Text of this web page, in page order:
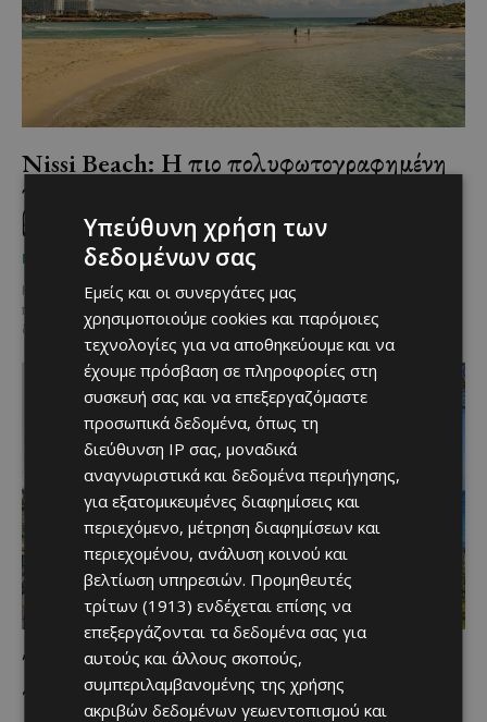
Nissi Beach: Η πιο πολυφωτογραφημένη
παραλία της Κύπρου που δεν χορταίνεις να
βλέπεις
ΜΈΝΟΥΜΕ ΚΎΠΡΟ Χριστίνα Γεωργίου
Η παραλία Nissi Beach αποτελεί ίσως την ίσως πιο αναγνωρίσιμη
παραλία της Κύπρου. Τα τιρκουάζ νερά και η λευκή άμμος
δημιουργούν ένα σκηνικό που...
Τις Κυριακές στο νησί μας συμβαίνει κάτι
το μοναδικό
Υπεύθυνη χρήση των
δεδομένων σας
Εμείς και οι συνεργάτες μας
χρησιμοποιούμε cookies και παρόμοιες
τεχνολογίες για να αποθηκεύουμε και να
έχουμε πρόσβαση σε πληροφορίες στη
συσκευή σας και να επεξεργαζόμαστε
προσωπικά δεδομένα, όπως τη
διεύθυνση IP σας, μοναδικά
αναγνωριστικά και δεδομένα περιήγησης,
για εξατομικευμένες διαφημίσεις και
περιεχόμενο, μέτρηση διαφημίσεων και
περιεχομένου, ανάλυση κοινού και
βελτίωση υπηρεσιών. Προμηθευτές
τρίτων (1913) ενδέχεται επίσης να
επεξεργάζονται τα δεδομένα σας για
αυτούς και άλλους σκοπούς,
συμπεριλαμβανομένης της χρήσης
ακριβών δεδομένων γεωεντοπισμού και